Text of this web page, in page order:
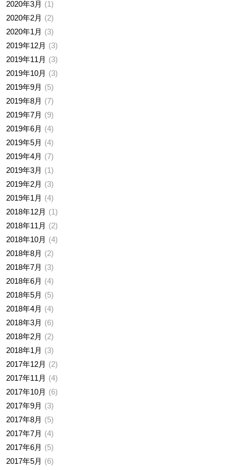
2020年3月
1
2020年2月
2
2020年1月
3
2019年12月
3
2019年11月
3
2019年10月
3
2019年9月
5
2019年8月
7
2019年7月
9
2019年6月
4
2019年5月
4
2019年4月
7
2019年3月
1
2019年2月
3
2019年1月
4
2018年12月
1
2018年11月
2
2018年10月
4
2018年8月
2
2018年7月
3
2018年6月
4
2018年5月
5
2018年4月
4
2018年3月
6
2018年2月
2
2018年1月
3
2017年12月
2
2017年11月
4
2017年10月
6
2017年9月
3
2017年8月
5
2017年7月
4
2017年6月
5
2017年5月
6